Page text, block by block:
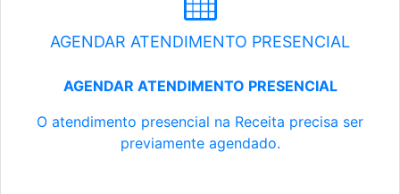
AGENDAR ATENDIMENTO PRESENCIAL
AGENDAR ATENDIMENTO PRESENCIAL
O atendimento presencial na Receita precisa ser
previamente agendado.